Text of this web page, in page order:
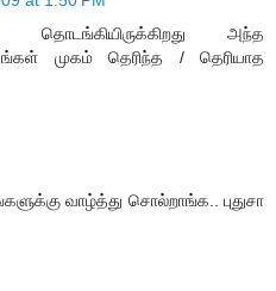
தொடங்கியிருக்கிறது அந்த
முகம் தெரிந்த / தெரியாத
வாழ்த்து சொல்றாங்க.. புதுசா